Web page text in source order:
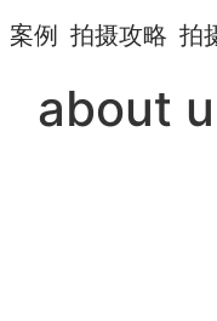
案例 拍摄攻略 拍
about